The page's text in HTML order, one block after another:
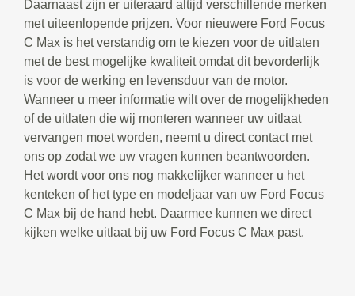
Daarnaast zijn er uiteraard altijd verschillende merken
met uiteenlopende prijzen. Voor nieuwere Ford Focus
C Max is het verstandig om te kiezen voor de uitlaten
met de best mogelijke kwaliteit omdat dit bevorderlijk
is voor de werking en levensduur van de motor.
Wanneer u meer informatie wilt over de mogelijkheden
of de uitlaten die wij monteren wanneer uw uitlaat
vervangen moet worden, neemt u direct contact met
ons op zodat we uw vragen kunnen beantwoorden.
Het wordt voor ons nog makkelijker wanneer u het
kenteken of het type en modeljaar van uw Ford Focus
C Max bij de hand hebt. Daarmee kunnen we direct
kijken welke uitlaat bij uw Ford Focus C Max past.